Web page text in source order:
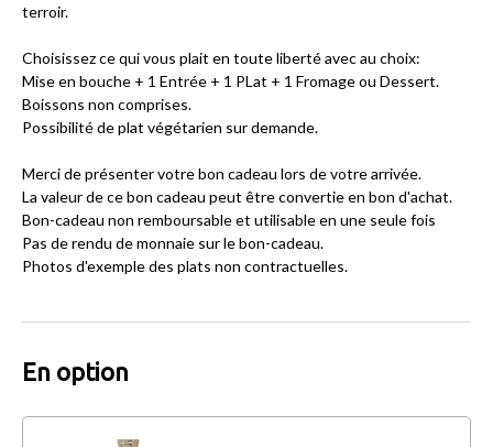
terroir.
Choisissez ce qui vous plait en toute liberté avec au choix:
Mise en bouche + 1 Entrée + 1 PLat + 1 Fromage ou Dessert.
Boissons non comprises.
Possibilité de plat végétarien sur demande.
Merci de présenter votre bon cadeau lors de votre arrivée.
La valeur de ce bon cadeau peut être convertie en bon d'achat.
Bon-cadeau non remboursable et utilisable en une seule fois
Pas de rendu de monnaie sur le bon-cadeau.
Photos d'exemple des plats non contractuelles.
En option